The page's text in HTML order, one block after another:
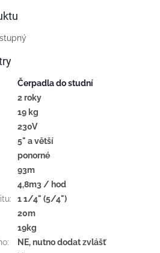
Čerpadla do studní
2 roky
19 kg
230V
5" a větší
ponorné
93m
4,8m3 / hod
:
1 1/4" (5/4")
20m
19kg
:
NE, nutno dodat zvlášť